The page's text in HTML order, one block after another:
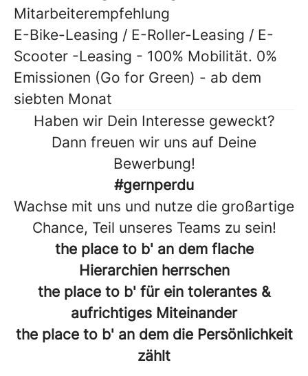
Mitarbeiterempfehlung
E-Bike-Leasing / E-Roller-Leasing / E-
Scooter -Leasing - 100% Mobilität. 0%
Emissionen (Go for Green) - ab dem
siebten Monat
Haben wir Dein Interesse geweckt?
Dann freuen wir uns auf Deine
Bewerbung!
#gernperdu
Wachse mit uns und nutze die großartige
Chance, Teil unseres Teams zu sein!
the place to b' an dem flache
Hierarchien herrschen
the place to b' für ein tolerantes &
aufrichtiges Miteinander
the place to b' an dem die Persönlichkeit
zählt